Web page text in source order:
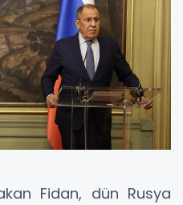
Fidan, dün Rusya